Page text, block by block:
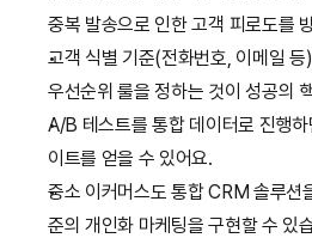
중복 발송으로 인한 고객 피로도를
고객 식별 기준(전화번호, 이메일
우선순위 룰을 정하는 것이 성공의
A/B 테스트를 통합 데이터로 진행
이트를 얻을 수 있어요.
중소 이커머스도 통합 CRM 솔루션
준의 개인화 마케팅을 구현할 수 있